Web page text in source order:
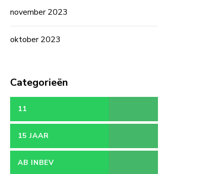
november 2023
oktober 2023
Categorieën
11
15 JAAR
AB INBEV